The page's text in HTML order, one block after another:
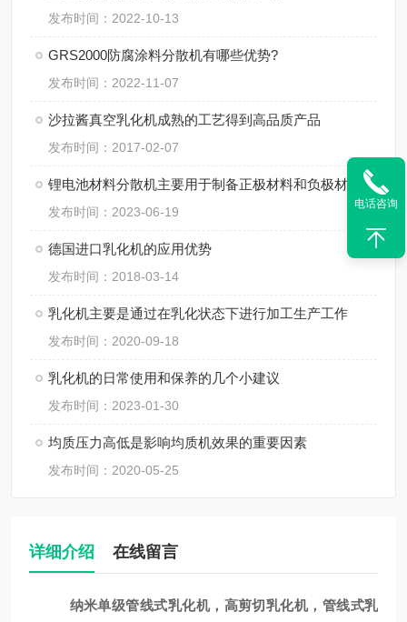
发布时间：2022-10-13
GRS2000防腐涂料分散机有哪些优势?
发布时间：2022-11-07
沙拉酱真空乳化机成熟的工艺得到高品质产品
发布时间：2017-02-07
锂电池材料分散机主要用于制备正极材料和负极材料
发布时间：2023-06-19
德国进口乳化机的应用优势
发布时间：2018-03-14
乳化机主要是通过在乳化状态下进行加工生产工作
发布时间：2020-09-18
乳化机的日常使用和保养的几个小建议
发布时间：2023-01-30
均质压力高低是影响均质机效果的重要因素
发布时间：2020-05-25
详细介绍 在线留言
纳米单级管线式乳化机，高剪切乳化机，管线式乳
电话咨询